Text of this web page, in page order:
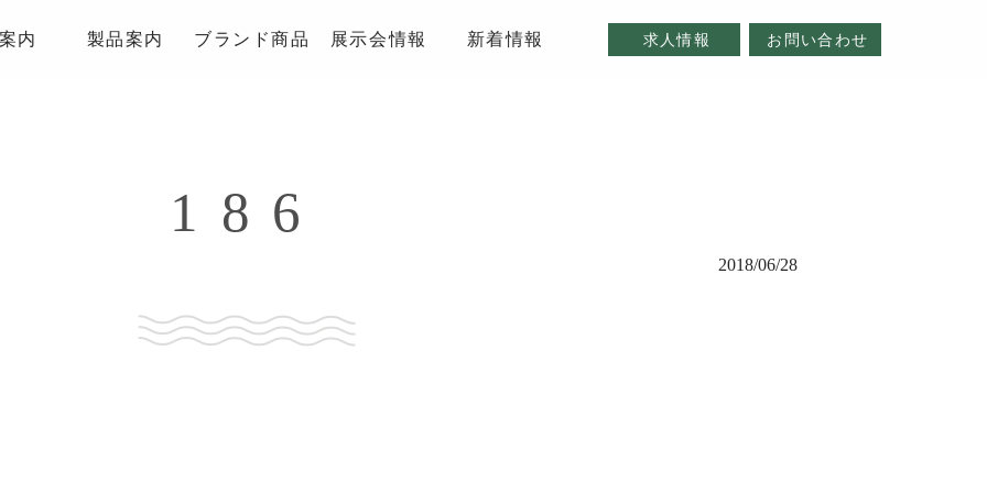
内 製品案内 ブランド商品 展示会情報 新着情報 求人情報 お問い合わせ
186
2018/06/28